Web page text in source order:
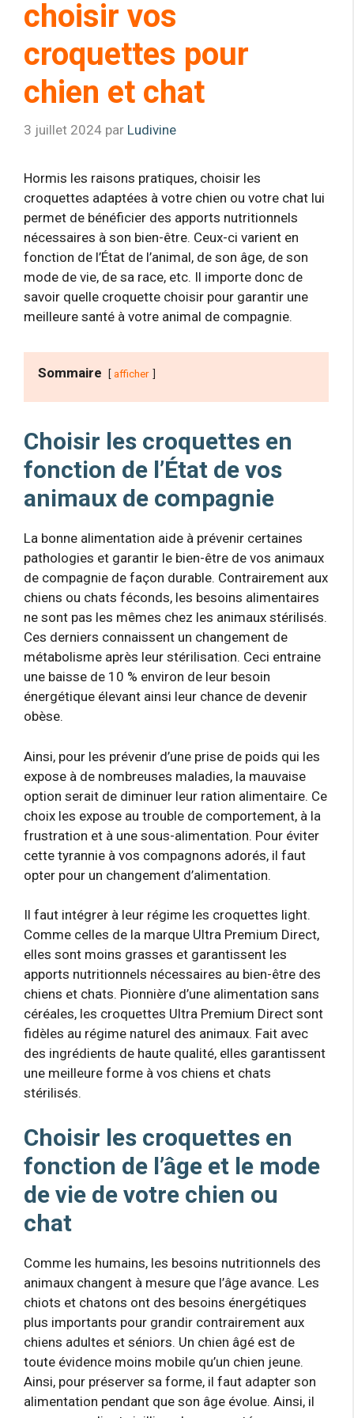
choisir vos
croquettes pour
chien et chat
3 juillet 2024 par Ludivine
Hormis les raisons pratiques, choisir les
croquettes adaptées à votre chien ou votre chat lui
permet de bénéficier des apports nutritionnels
nécessaires à son bien-être. Ceux-ci varient en
fonction de l’État de l’animal, de son âge, de son
mode de vie, de sa race, etc. Il importe donc de
savoir quelle croquette choisir pour garantir une
meilleure santé à votre animal de compagnie.
Sommaire afficher
Choisir les croquettes en
fonction de l’État de vos
animaux de compagnie
La bonne alimentation aide à prévenir certaines
pathologies et garantir le bien-être de vos animaux
de compagnie de façon durable. Contrairement aux
chiens ou chats féconds, les besoins alimentaires
ne sont pas les mêmes chez les animaux stérilisés.
Ces derniers connaissent un changement de
métabolisme après leur stérilisation. Ceci entraine
une baisse de 10 % environ de leur besoin
énergétique élevant ainsi leur chance de devenir
obèse.
Ainsi, pour les prévenir d’une prise de poids qui les
expose à de nombreuses maladies, la mauvaise
option serait de diminuer leur ration alimentaire. Ce
choix les expose au trouble de comportement, à la
frustration et à une sous-alimentation. Pour éviter
cette tyrannie à vos compagnons adorés, il faut
opter pour un changement d’alimentation.
Il faut intégrer à leur régime les croquettes light.
Comme celles de la marque Ultra Premium Direct,
elles sont moins grasses et garantissent les
apports nutritionnels nécessaires au bien-être des
chiens et chats. Pionnière d’une alimentation sans
céréales, les croquettes Ultra Premium Direct sont
fidèles au régime naturel des animaux. Fait avec
des ingrédients de haute qualité, elles garantissent
une meilleure forme à vos chiens et chats
stérilisés.
Choisir les croquettes en
fonction de l’âge et le mode
de vie de votre chien ou
chat
Comme les humains, les besoins nutritionnels des
animaux changent à mesure que l’âge avance. Les
chiots et chatons ont des besoins énergétiques
plus importants pour grandir contrairement aux
chiens adultes et séniors. Un chien âgé est de
toute évidence moins mobile qu’un chien jeune.
Ainsi, pour préserver sa forme, il faut adapter son
alimentation pendant que son âge évolue. Ainsi, il